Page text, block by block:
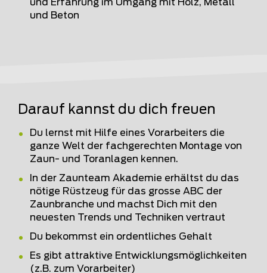
und Erfahrung im Umgang mit Holz, Metall
und Beton
Darauf kannst du dich freuen
Du lernst mit Hilfe eines Vorarbeiters die
ganze Welt der fachgerechten Montage von
Zaun- und Toranlagen kennen.
In der Zaunteam Akademie erhältst du das
nötige Rüstzeug für das grosse ABC der
Zaunbranche und machst Dich mit den
neuesten Trends und Techniken vertraut
Du bekommst ein ordentliches Gehalt
Es gibt attraktive Entwicklungsmöglichkeiten
(z.B. zum Vorarbeiter)